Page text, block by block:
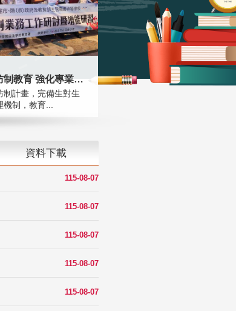
落實校園霸凌防制教育 強化專業知能
制計畫，完備生對生
制，教育...
資料下載
115-08-07
115-08-07
115-08-07
115-08-07
115-08-07